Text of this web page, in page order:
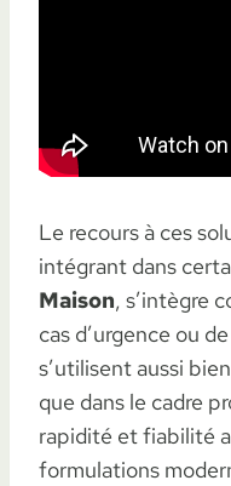
Le recours à ces
intégrant dans
Maison, s’intègre
cas d’urgence ou
s’utilisent aussi
que dans le cadre
rapidité et fiabilité
formulations